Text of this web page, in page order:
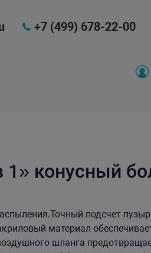
+7 (499) 678-22-00
конусный
подсчет
материал
шланга